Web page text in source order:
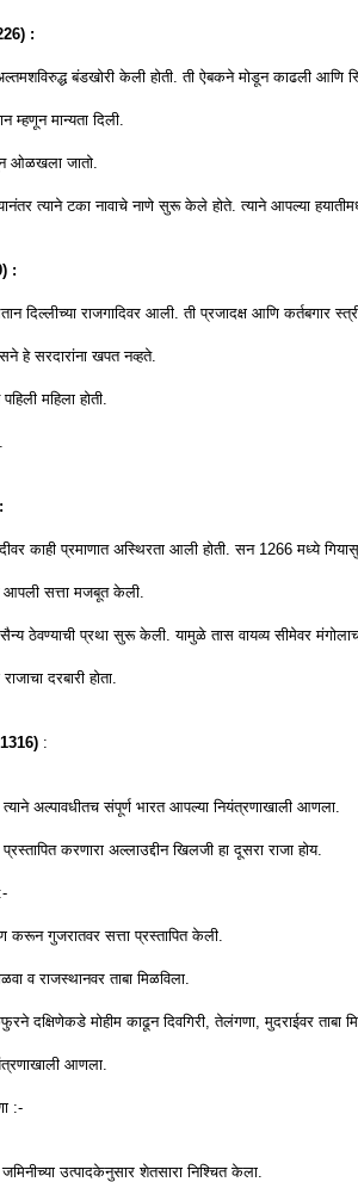
:
बंडखोरी केली होती. ती ऐबकने मोडून काढली आणि
म्हणून मान्यता दिली.
ओळखला जातो.
त्याने टका नावाचे नाणे सुरू केले होते. त्याने आपल्या
:
दिल्लीच्या राजगादिवर आली. ती प्रजादक्ष आणि कर्तबगार स्त्री
हे सरदारांना खपत नव्हते.
महिला होती.
काही प्रमाणात अस्थिरता आली होती. सन 1266 मध्ये
आपली सत्ता मजबूत केली.
ठेवण्याची प्रथा सुरू केली. यामुळे तास वायव्य सीमेवर
दरबारी होता.
:
त्याने अल्पावधीतच संपूर्ण भारत आपल्या नियंत्रणाखाली आणला.
करणारा अल्लाउद्दीन खिलजी हा दूसरा राजा होय.
गुजरातवर सत्ता प्रस्तापित केली.
व राजस्थानवर ताबा मिळविला.
दक्षिणेकडे मोहीम काढून दिवगिरी, तेलंगणा, मुदराईवर ताबा
आणला.
:-
उत्पादकेनुसार शेतसारा निश्चित केला.